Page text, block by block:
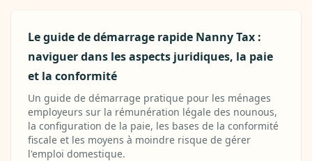
Le guide de démarrage rapide Nanny Tax :
naviguer dans les aspects juridiques, la paie
et la conformité
Un guide de démarrage pratique pour les ménages
employeurs sur la rémunération légale des nounous,
la configuration de la paie, les bases de la conformité
fiscale et les moyens à moindre risque de gérer
l'emploi domestique.